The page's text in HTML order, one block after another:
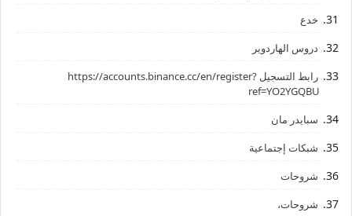
خدع
دروس الهاردوير
رابط ‏التسجيل ‏https://accounts.binance.cc/en/register?
ref=YO2YGQBU ‏
سبايدر مان
شبكات إجتماعية
شروحات
شروحات،